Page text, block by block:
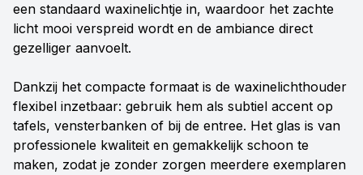
een standaard waxinelichtje in, waardoor het zachte
licht mooi verspreid wordt en de ambiance direct
gezelliger aanvoelt.
Dankzij het compacte formaat is de waxinelichthouder
flexibel inzetbaar: gebruik hem als subtiel accent op
tafels, vensterbanken of bij de entree. Het glas is van
professionele kwaliteit en gemakkelijk schoon te
maken, zodat je zonder zorgen meerdere exemplaren